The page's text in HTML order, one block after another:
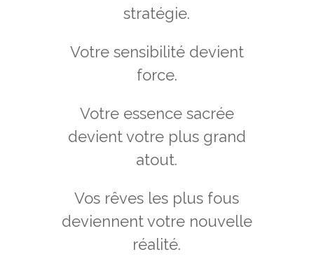
stratégie.
Votre sensibilité devient
force.
Votre essence sacrée
devient votre plus grand
atout.
Vos rêves les plus fous
deviennent votre nouvelle
réalité.